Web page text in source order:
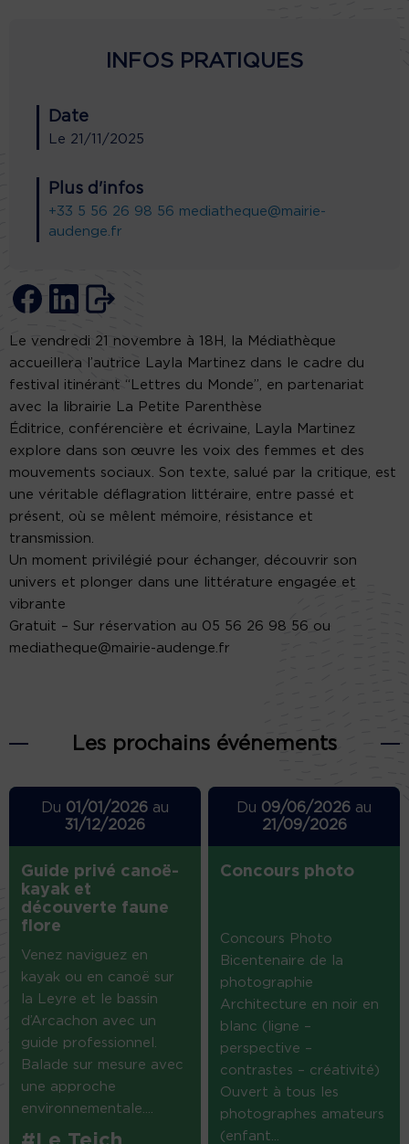
INFOS PRATIQUES
Date
Le 21/11/2025
Plus d'infos
+33 5 56 26 98 56 mediatheque@mairie-
audenge.fr
Le vendredi 21 novembre à 18H, la Médiathèque
accueillera l’autrice Layla Martinez dans le cadre du
festival itinérant “Lettres du Monde”, en partenariat
avec la librairie La Petite Parenthèse
Éditrice, conférencière et écrivaine, Layla Martinez
explore dans son œuvre les voix des femmes et des
mouvements sociaux. Son texte, salué par la critique, est
une véritable déflagration littéraire, entre passé et
présent, où se mêlent mémoire, résistance et
transmission.
Un moment privilégié pour échanger, découvrir son
univers et plonger dans une littérature engagée et
vibrante
Gratuit – Sur réservation au 05 56 26 98 56 ou
mediatheque@mairie-audenge.fr
Les prochains événements
Du 01/01/2026au
31/12/2026
Guide privé canoë-
kayak et
découverte faune
flore
Venez naviguez en
kayak ou en canoë sur
la Leyre et le bassin
d’Arcachon avec un
guide professionnel.
Balade sur mesure avec
une approche
environnementale....
Du 09/06/2026 au
21/09/2026
Concours photo
Concours Photo
Bicentenaire de la
photographie
Architecture en noir en
blanc (ligne –
perspective –
contrastes – créativité)
Ouvert à tous les
photographes amateurs
(enfant...